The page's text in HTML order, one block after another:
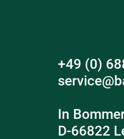
+49 (0)
In
D-66822